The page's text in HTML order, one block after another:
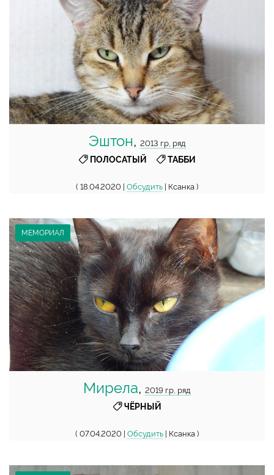
Эштон, 2013 г.р, ряд
ПОЛОСАТЫЙ
ТАББИ
( 18.04.2020 | Обсудить | Ксанка )
МЕМОРИАЛ
Мирела, 2019 г.р, ряд
ЧЁРНЫЙ
( 07.04.2020 | Обсудить | Ксанка )